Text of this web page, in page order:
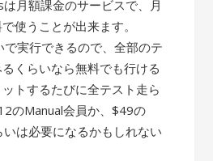
月額課金のサービスで、月
使うことが出来ます。
で実行できるので、全部のテ
くらいなら無料でも行ける
トするたびに全テスト走ら
のManual会員か、$49の
は必要になるかもしれない